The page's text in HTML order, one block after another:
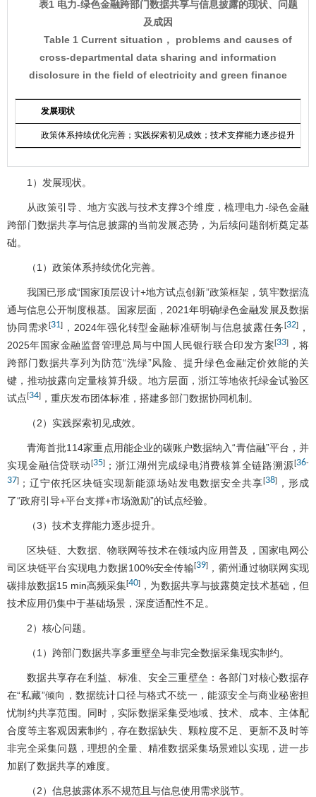
表1 电力-绿色金融跨部门数据共享与信息披露的现状、问题
及成因
Table 1 Current situation， problems and causes of
cross-departmental data sharing and information
disclosure in the field of electricity and green finance
发展现状
政策体系持续优化完善；实践探索初见成效；技术支撑能力逐步提升
1）发展现状。
从政策引导、地方实践与技术支撑3个维度，梳理电力-绿色金融
跨部门数据共享与信息披露的当前发展态势，为后续问题剖析奠定基
础。
（1）政策体系持续优化完善。
我国已形成“国家顶层设计+地方试点创新”政策框架，筑牢数据流
通与信息公开制度根基。国家层面，2021年明确绿色金融发展及数据
协同需求[31] ，2024年强化转型金融标准研制与信息披露任务[32] ，
2025年国家金融监督管理总局与中国人民银行联合印发方案[33] ，将
跨部门数据共享列为防范“洗绿”风险、提升绿色金融定价效能的关
键，推动披露向定量核算升级。地方层面，浙江等地依托绿金试验区
试点[34] ，重庆发布团体标准，搭建多部门数据协同机制。
（2）实践探索初见成效。
青海首批114家重点用能企业的碳账户数据纳入“青信融”平台，并
实现金融信贷联动[35] ；浙江湖州完成绿电消费核算全链路溯源[36-
37] ；辽宁依托区块链实现新能源场站发电数据安全共享[38]，形成
了“政府引导+平台支撑+市场激励”的试点经验。
（3）技术支撑能力逐步提升。
区块链、大数据、物联网等技术在领域内应用普及，国家电网公
司区块链平台实现电力数据100%安全传输[39] ，衢州通过物联网实现
碳排放数据15 min高频采集[40] ，为数据共享与披露奠定技术基础，但
技术应用仍集中于基础场景，深度适配性不足。
2）核心问题。
（1）跨部门数据共享多重壁垒与非完全数据采集现实制约。
数据共享存在利益、标准、安全三重壁垒：各部门对核心数据存
在“私藏”倾向，数据统计口径与格式不统一，能源安全与商业秘密担
忧制约共享范围。同时，实际数据采集受地域、技术、成本、主体配
合度等主客观因素制约，存在数据缺失、颗粒度不足、更新不及时等
非完全采集问题，理想的全量、精准数据采集场景难以实现，进一步
加剧了数据共享的难度。
（2）信息披露体系不规范且与信息使用需求脱节。